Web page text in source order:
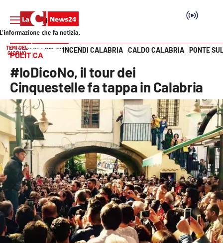
SEZIONI
Cronaca
Politica
Attualità
Economia e lavoro
Italia Mondo
Sanità
Vai
TEMI DEL
GIORNO
INCENDI CALABRIA CALDO CALABRIA PONTE
HOME PAGE POLITICA
POLITICA
#IoDicoNo, il tour dei
Cinquestelle fa tappa in Calabria